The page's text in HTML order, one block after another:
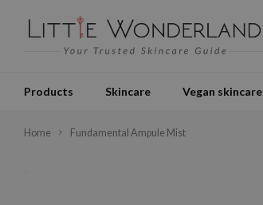
Products Skincare Vegan skincare
Home Fundamental Ampule Mist